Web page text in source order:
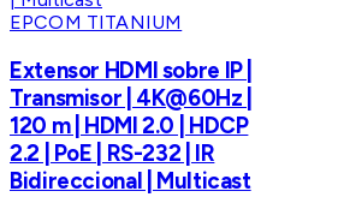
EPCOM TITANIUM
Extensor HDMI sobre IP |
Transmisor | 4K@60Hz |
120 m | HDMI 2.0 | HDCP
2.2 | PoE | RS-232 | IR
Bidireccional | Multicast